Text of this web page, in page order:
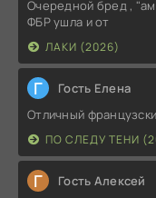
Очередной бред ,
ФБР ушла и от
ЛАКИ (2026)
Г Гость Елена
Отличный
ПО СЛЕДУ ТЕНИ
Г Гость Алексей